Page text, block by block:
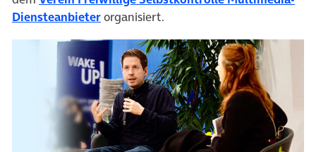
Diensteanbieter(öffnet in neuem Tab)
organisiert.